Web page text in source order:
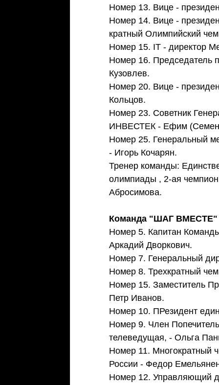
Номер 13. Вице -
Номер 14. Вице -
кратный Олимпийский
Номер 15. IT - директор
Номер 16. Председатель
Кузовлев.
Номер 20. Вице -
Кольцов.
Номер 23. Советник
ИНВЕСТЕК - Ефим
Номер 25. Генеральный
- Игорь Кочарян.
Тренер команды:
олимпиады , 2-ая
Абросимова.
Команда "ШАГ ВМЕСТЕ"
Номер 5. Капитан
Аркадий Дворкович.
Номер 7. Генеральный
Номер 8. Трехкратный
Номер 15. Заместитель
Петр Иванов.
Номер 10. ПРезидент
Номер 9. Член
телеведущая, - Ольга
Номер 11.
России - Федор
Номер 12. Управляющий